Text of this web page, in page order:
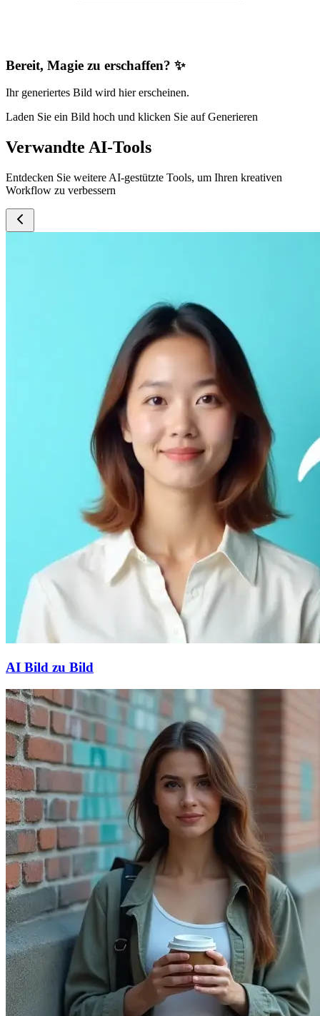
Bereit, Magie zu erschaffen? ✨
Ihr generiertes Bild wird hier erscheinen.
Laden Sie ein Bild hoch und klicken Sie auf Generieren
Verwandte AI-Tools
Entdecken Sie weitere AI-gestützte Tools, um Ihren kreativen
Workflow zu verbessern
AI Bild zu Bild